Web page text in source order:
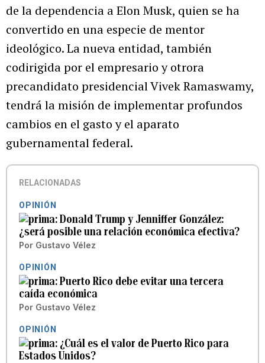
de la dependencia a Elon Musk, quien se ha
convertido en una especie de mentor
ideológico. La nueva entidad, también
codirigida por el empresario y otrora
precandidato presidencial Vivek Ramaswamy,
tendrá la misión de implementar profundos
cambios en el gasto y el aparato
gubernamental federal.
RELACIONADAS
OPINIÓN
Donald Trump y Jenniffer González:
¿será posible una relación económica efectiva?
Por Gustavo Vélez
OPINIÓN
Puerto Rico debe evitar una tercera
caída económica
Por Gustavo Vélez
OPINIÓN
¿Cuál es el valor de Puerto Rico para
Estados Unidos?